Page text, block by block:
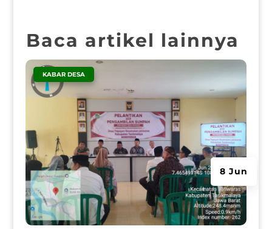
Baca artikel lainnya
8 Jun
KABAR DESA